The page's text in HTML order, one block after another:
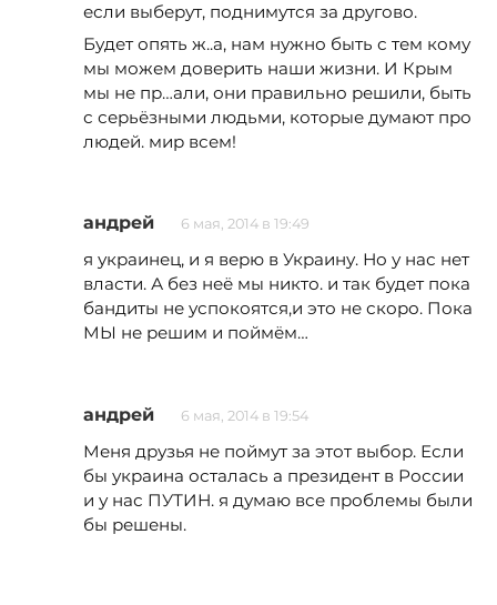
если выберут, поднимутся за другово.
Будет опять ж..а, нам нужно быть с тем кому
мы можем доверить наши жизни. И Крым
мы не пр…али, они правильно решили, быть
с серьёзными людьми, которые думают про
людей. мир всем!
андрей 6 мая, 2014 в 19:49
я украинец, и я верю в Украину. Но у нас нет
власти. А без неё мы никто. и так будет пока
бандиты не успокоятся,и это не скоро. Пока
МЫ не решим и поймём…
андрей 6 мая, 2014 в 19:54
Меня друзья не поймут за этот выбор. Если
бы украина осталась а президент в России
и у нас ПУТИН. я думаю все проблемы были
бы решены.